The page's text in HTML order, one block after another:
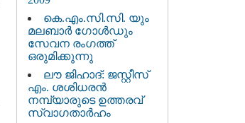
കെ.എം.സി.സി. യും
മലബാര്‍ ഗോള്‍ഡും
സേവന രംഗത്ത്
ഒരുമിക്കുന്നു
ലൗ ജിഹാദ്: ജസ്റ്റീസ്
എം. ശശിധരന്‍
നമ്പ്യാരുടെ ഉത്തരവ്
സ്വാഗതാര്‍ഹം